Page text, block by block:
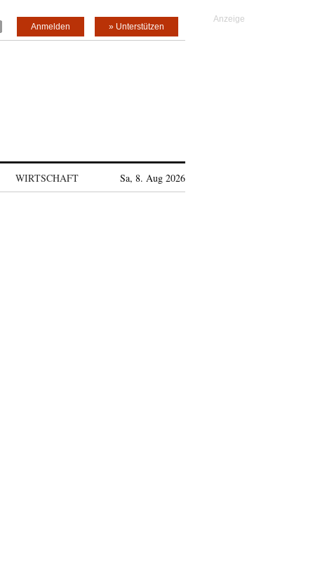
» Unterstützen
Anmelden
WIRTSCHAFT Sa, 8. Aug 2026